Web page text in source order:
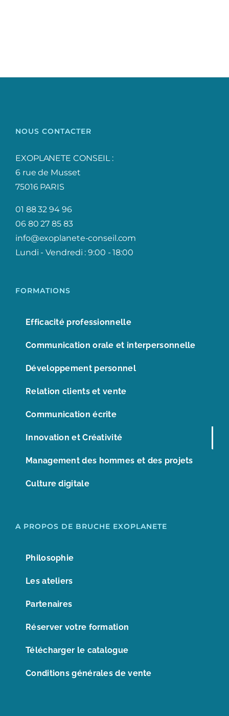
NOUS CONTACTER
EXOPLANETE CONSEIL :
6 rue de Musset
75016 PARIS
01 88 32 94 96
06 80 27 85 83
info@exoplanete-conseil.com
Lundi - Vendredi : 9:00 - 18:00
FORMATIONS
Efficacité professionnelle
Communication orale et interpersonnelle
Développement personnel
Relation clients et vente
Communication écrite
Innovation et Créativité
Management des hommes et des projets
Culture digitale
A PROPOS DE BRUCHE EXOPLANETE
Philosophie
Les ateliers
Partenaires
Réserver votre formation
Télécharger le catalogue
Conditions générales de vente